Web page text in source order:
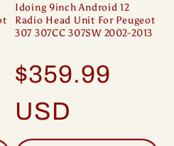
Idoing 9inch Android 12
Radio Head Unit For Peugeot
307 307CC 307SW 2002-2013
정
가
$359.99
USD